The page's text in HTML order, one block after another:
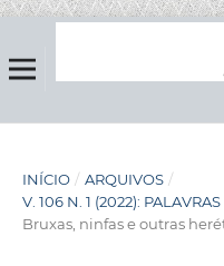
INÍCIO / ARQUIVOS /
V. 106 N. 1 (2022):
Bruxas, ninfas e outras